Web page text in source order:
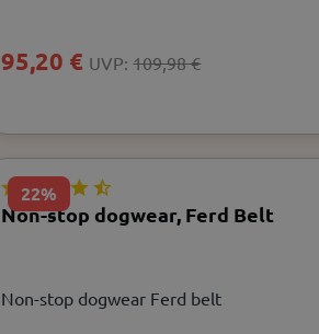
UVP:109,98 €
95,20 €
22%
Non-stop dogwear, Ferd Belt
Non-stop dogwear Ferd belt